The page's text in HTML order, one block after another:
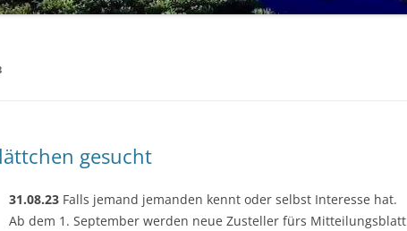
gesucht
31.08.23 Falls jemand jemanden kennt oder selbst Interesse hat.
Ab dem 1. September werden neue Zusteller fürs Mitteilungsblatt